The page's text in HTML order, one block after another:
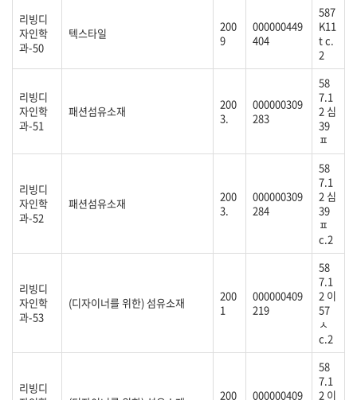
리빙디
자인학
과-50
텍스타일
200
9
000000449
404
587
K11
t c.
2
리빙디
자인학
과-51
패션섬유소재
200
3.
000000309
283
58
7.1
2 심
39
ㅍ
리빙디
자인학
과-52
패션섬유소재
200
3.
000000309
284
58
7.1
2 심
39
ㅍ
c.2
리빙디
자인학
과-53
(디자이너를 위한) 섬유소재
200
1
000000409
219
58
7.1
2 이
57
ㅅ
c.2
리빙디
200
000000409
58
7.1
2 이